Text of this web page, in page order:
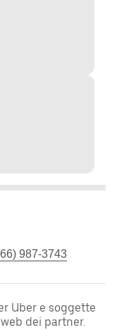
987-3743
Uber e soggette
dei partner.